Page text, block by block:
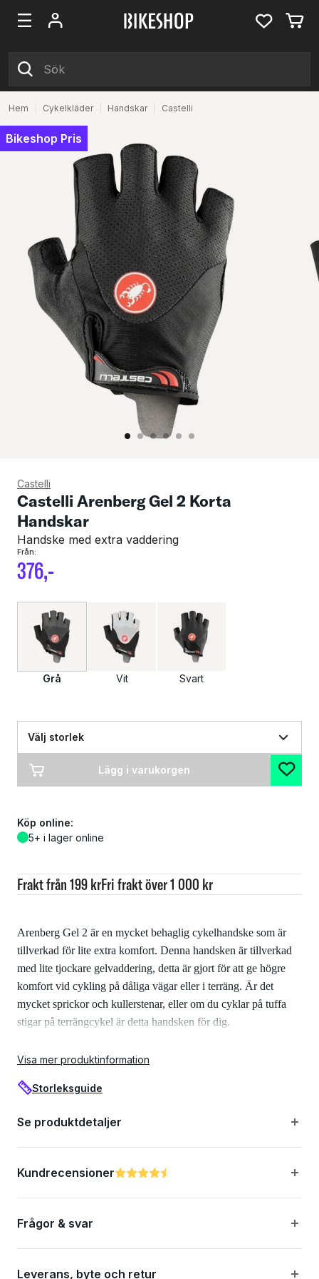
Hem Cykelkläder Handskar Castelli
Castelli
Castelli Arenberg Gel 2 Korta
Handskar
Handske med extra vaddering
376,-
Från:
Grå Vit Svart
Bikeshop Pris
Arenberg Gel 2 är en mycket behaglig cykelhandske som är
tillverkad för lite extra komfort. Denna handsken är tillverkad
med lite tjockare gelvaddering, detta är gjort för att ge högre
komfort vid cykling på dåliga vägar eller i terräng. Är det
mycket sprickor och kullerstenar, eller om du cyklar på tuffa
stigar på terrängcykel är detta handsken för dig.
Egenskaper:
Andas bra tack vare mikromesh-materialet
Kardborre gör handsken enkel att ta på och av
Specifikationer:
Visa mer produktinformation
Frakt från 199 krFri frakt över 1 000 kr
Välj storlek
Lägg i varukorgen
Köp online:
5+ i lager online
Storleksguide
Se produktdetaljer
KundrecensionerBetyg:
4.5 utav 5 stjärnor
Frågor & svar
Leverans, byte och retur